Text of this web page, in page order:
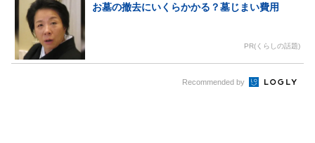
お墓の撤去にいくらかかる？墓じまい費用
PR(くらしの話題)
Recommended by